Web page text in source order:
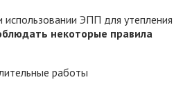
ЭПП для утепления
некоторые правила